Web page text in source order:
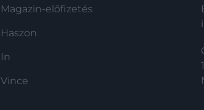
Magazin-előfizetés
Haszon
In
Vince